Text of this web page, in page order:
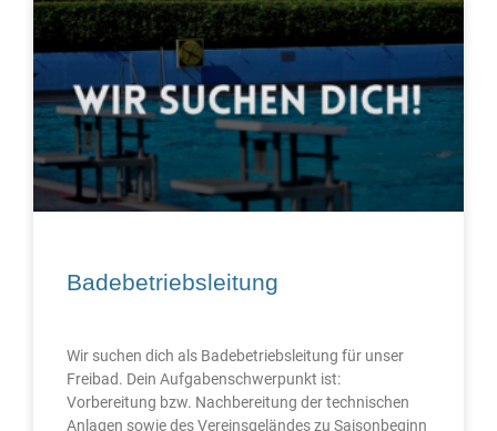
Badebetriebsleitung
Wir suchen dich als Badebetriebsleitung für unser
Freibad. Dein Aufgabenschwerpunkt ist:
Vorbereitung bzw. Nachbereitung der technischen
Anlagen sowie des Vereinsgeländes zu Saisonbeginn